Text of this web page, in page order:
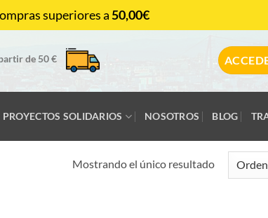
de 50 €
PROYECTOS SOLIDARIOS NOSOTROS BLOG
Mostrando el único resultado
superiores a50,00€